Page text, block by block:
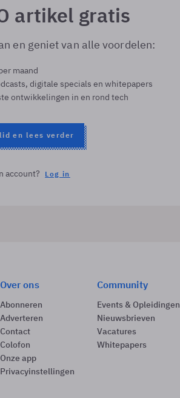
artikel gratis
en geniet van alle voordelen:
maand
digitale specials en whitepapers
ontwikkelingen in en rond tech
en lees verder
account? Log in
Over ons
Abonneren
Adverteren
Contact
Colofon
Onze app
Privacyinstellingen
Community
Events & Opleidingen
Nieuwsbrieven
Vacatures
Whitepapers